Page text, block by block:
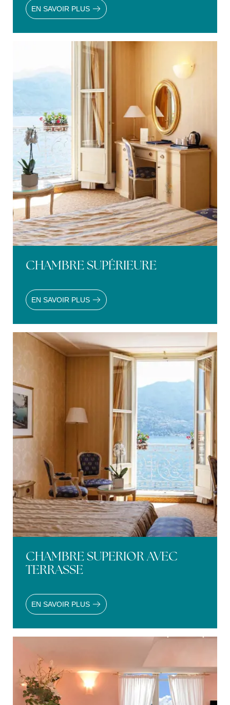
EN SAVOIR PLUS
CHAMBRE SUPÉRIEURE
EN SAVOIR PLUS
CHAMBRE SUPERIOR AVEC
TERRASSE
EN SAVOIR PLUS